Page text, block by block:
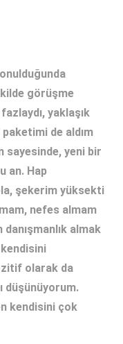
görüşme
yaklaşık
de aldım
sayesinde, yeni bir
an. Hap
şekerim yüksekti
nefes almam
almak
olarak da
düşünüyorum.
kendisini çok